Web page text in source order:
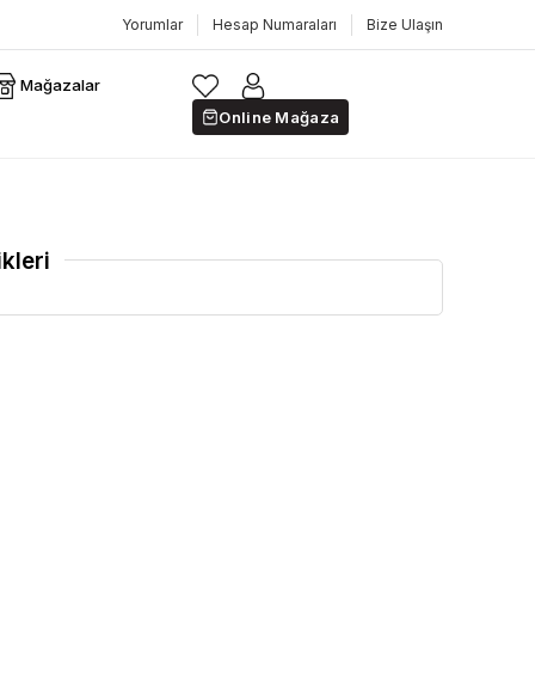
Yorumlar Hesap Numaraları Bize Ulaşın
Mağazalar
Online Mağaza